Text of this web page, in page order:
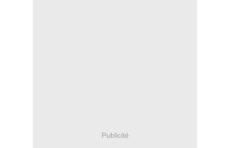
Publicité